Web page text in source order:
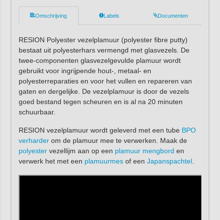
Omschrijving Labels Documenten
RESION Polyester vezelplamuur (polyester fibre putty)
bestaat uit polyesterhars vermengd met glasvezels. De
twee-componenten glasvezelgevulde plamuur wordt
gebruikt voor ingrijpende hout-, metaal- en
polyesterreparaties en voor het vullen en repareren van
gaten en dergelijke. De vezelplamuur is door de vezels
goed bestand tegen scheuren en is al na 20 minuten
schuurbaar.
RESION vezelplamuur wordt geleverd met een tube BPO
verharderom de plamuur mee te verwerken. Maak de
polyestervezellijm aan op een plamuur mengbord en
verwerk het met een plamuurmesof een Japanspachtel.